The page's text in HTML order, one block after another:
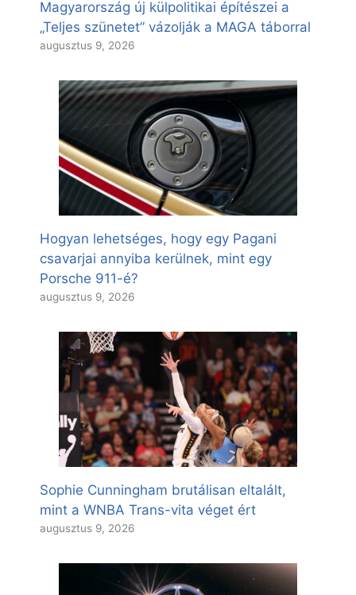
Magyarország új külpolitikai építészei a
„Teljes szünetet” vázolják a MAGA táborral
augusztus 9, 2026
Hogyan lehetséges, hogy egy Pagani
csavarjai annyiba kerülnek, mint egy
Porsche 911-é?
augusztus 9, 2026
Sophie Cunningham brutálisan eltalált,
mint a WNBA Trans-vita véget ért
augusztus 9, 2026